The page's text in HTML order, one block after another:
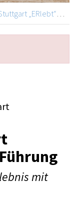
„ERlebt“
mit